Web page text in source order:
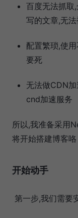
百度无法抓取
写的文章,无
配置繁琐,使
要死
无法做CDN
cnd加速服务
所以,我准备采用
将开始搭建博客咯
开始动手
第一步,我们需要